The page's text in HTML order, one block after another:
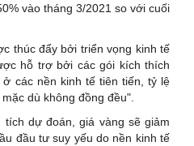
vào tháng 3/2021 so với cuối
thúc đẩy bởi triển vọng kinh tế
hỗ trợ bởi các gói kích thích
các nền kinh tế tiên tiến, tỷ lệ
dù không đồng đều".
dự đoán, giá vàng sẽ giảm
đầu tư suy yếu do nền kinh tế